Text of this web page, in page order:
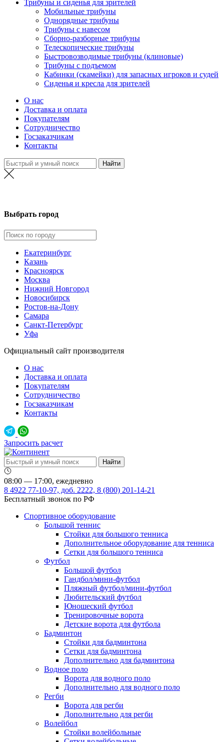
Трибуны и сиденья для зрителей
Мобильные трибуны
Однорядные трибуны
Трибуны с навесом
Сборно-разборные трибуны
Телескопические трибуны
Быстровозводимые трибуны (клиновые)
Трибуны с подъемом
Кабинки (скамейки) для запасных игроков и судей
Сиденья и кресла для зрителей
О нас
Доставка и оплата
Покупателям
Сотрудничество
Госзаказчикам
Контакты
Выбрать город
Екатеринбург
Казань
Красноярск
Москва
Нижний Новгород
Новосибирск
Ростов-на-Дону
Самара
Санкт-Петербург
Уфа
Официальный сайт производителя
О нас
Доставка и оплата
Покупателям
Сотрудничество
Госзаказчикам
Контакты
Запросить расчет
08:00 — 17:00, ежедневно
8 4922 77-10-97, доб. 2222, 8 (800) 201-14-21
Бесплатный звонок по РФ
Спортивное оборудование
Большой теннис
Стойки для большого тенниса
Дополнительное оборудование для тенниса
Сетки для большого тенниса
Футбол
Большой футбол
Гандбол/мини-футбол
Пляжный футбол/мини-футбол
Любительский футбол
Юношеский футбол
Тренировочные ворота
Детские ворота для футбола
Бадминтон
Стойки для бадминтона
Сетки для бадминтона
Дополнительно для бадминтона
Водное поло
Ворота для водного поло
Дополнительно для водного поло
Регби
Ворота для регби
Дополнительно для регби
Волейбол
Стойки волейбольные